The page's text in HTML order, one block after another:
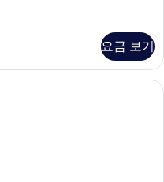
요금 보기